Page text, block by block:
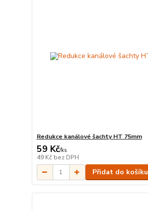
Redukce kanálové šachty HT 75mm
59 Kč/ks
49 Kč bez DPH
Přidat do košíku